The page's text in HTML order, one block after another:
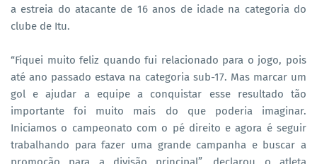
a estreia do atacante de 16 anos de idade na categoria do
clube de Itu.
“Fiquei muito feliz quando fui relacionado para o jogo, pois
até ano passado estava na categoria sub-17. Mas marcar um
gol e ajudar a equipe a conquistar esse resultado tão
importante foi muito mais do que poderia imaginar.
Iniciamos o campeonato com o pé direito e agora é seguir
trabalhando para fazer uma grande campanha e buscar a